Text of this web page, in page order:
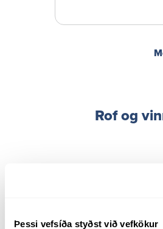
Þessi vefsíða styðst við vefkökur
Rof og